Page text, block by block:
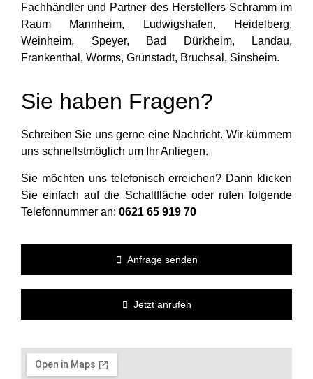
Fachhändler und Partner des Herstellers Schramm im
Raum Mannheim, Ludwigshafen, Heidelberg,
Weinheim, Speyer, Bad Dürkheim, Landau,
Frankenthal, Worms, Grünstadt, Bruchsal, Sinsheim.
Sie haben Fragen?
Schreiben Sie uns gerne eine Nachricht. Wir kümmern
uns schnellstmöglich um Ihr Anliegen.
Sie möchten uns telefonisch erreichen? Dann klicken
Sie einfach auf die Schaltfläche oder rufen folgende
Telefonnummer an: 0621 65 919 70
Anfrage senden
Jetzt anrufen